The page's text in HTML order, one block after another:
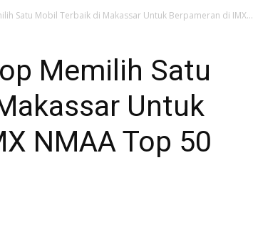
Satu Mobil Terbaik di Makassar Untuk Berpameran di IMX...
Memilih Satu
Untuk
NMAA Top 50